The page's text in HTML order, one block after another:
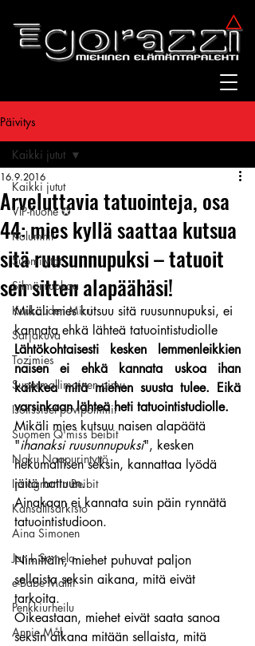
Päivitys
Kaikki jutut
VIP-huone ✪
Kolumnit
Suomitytöt
Silmänruokaa
Kuukauden Mirri
Sarjakuva
Tozimies
Supermallimainen pimu
Isotissiset povipommit
Suomen Q'miss beibit
Naku Naapurintyttö
Instagramin Beibit
Kansallisarkisto
Aina Simonen
Jan I. Somela
e-Babe Mallit
Penkkiurheilu
Annie Mål
Kaikki jutut
Arveluttavia tatuointeja, osa
44: mies kyllä saattaa kutsua
sitä ruusunnupuksi – tatuoit
sen sitten alapäähäsi!
16.9.2016
Mikäli mies kutsuu sitä ruusunnupuksi, ei
kannata ehkä lähteä tatuointistudiolle
Lähtökohtaisesti kesken lemmenleikkien
naisen ei ehkä kannata uskoa ihan
kaikkea mitä miehen suusta tulee. Eikä
varsinkaan lähteä heti tatuointistudiolle.
Mikäli mies kutsuu naisen alapäätä
"ihanaksi ruusunnupuksi", kesken
hekumallisen seksin, kannattaa lyödä
jäitä hattuun.
Ainakaan ei kannata suin päin rynnätä
tatuointistudioon.
Nimittäin, miehet puhuvat paljon
sellaista seksin aikana, mitä eivät
tarkoita.
Oikeastaan, miehet eivät saata sanoa
seksin aikana mitään sellaista, mitä